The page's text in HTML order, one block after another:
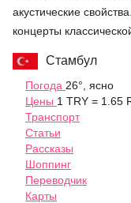
акустические
концерты
Стамбул
Погода 26°, ясно
Цены 1 TRY = 1.65
Транспорт
Статьи
Рассказы
Шоппинг
Переводчик
Карты